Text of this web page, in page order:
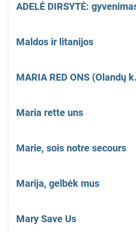
ADELĖ DIRSYTĖ:
Maldos ir litanijos
MARIA RED ONS (Olandų
Maria rette uns
Marie, sois notre secours
Marija, gelbėk mus
Mary Save Us